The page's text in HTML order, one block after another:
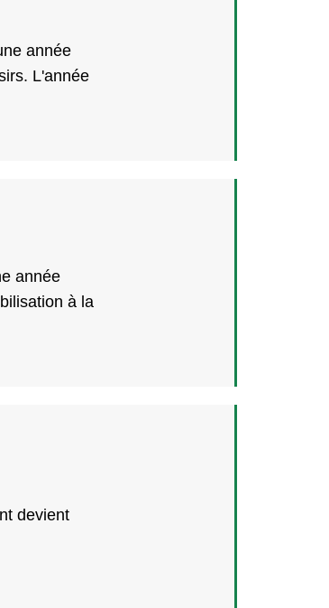
année
L'année
année
à la
devient